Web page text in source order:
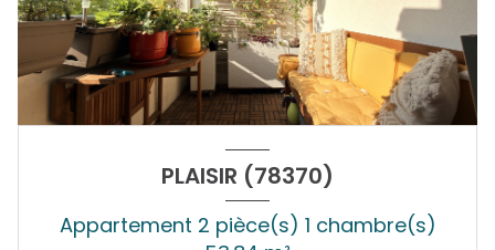
PLAISIR (78370)
Appartement 2 pièce(s) 1 chambre(s)